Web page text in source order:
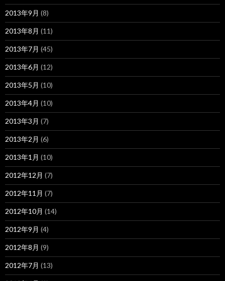
2013年9月 (8)
2013年8月 (11)
2013年7月 (45)
2013年6月 (12)
2013年5月 (10)
2013年4月 (10)
2013年3月 (7)
2013年2月 (6)
2013年1月 (10)
2012年12月 (7)
2012年11月 (7)
2012年10月 (14)
2012年9月 (4)
2012年8月 (9)
2012年7月 (13)